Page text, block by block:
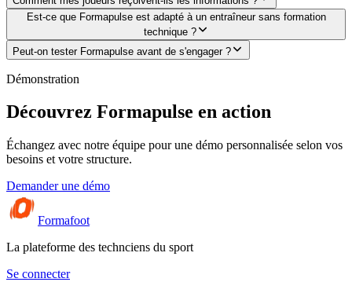
Est-ce que Formapulse est adapté à un entraîneur sans formation
technique ?
Peut-on tester Formapulse avant de s'engager ?
Démonstration
Découvrez Formapulse en action
Échangez avec notre équipe pour une démo personnalisée selon vos
besoins et votre structure.
Demander une démo
Formafoot
La plateforme des technciens du sport
Se connecter